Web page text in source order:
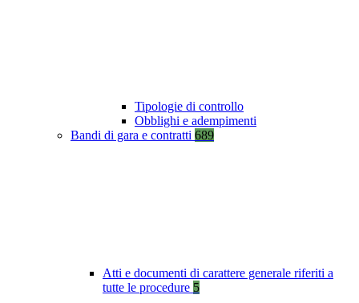
Tipologie di controllo
Obblighi e adempimenti
Bandi di gara e contratti 689
Atti e documenti di carattere generale riferiti a
tutte le procedure 5